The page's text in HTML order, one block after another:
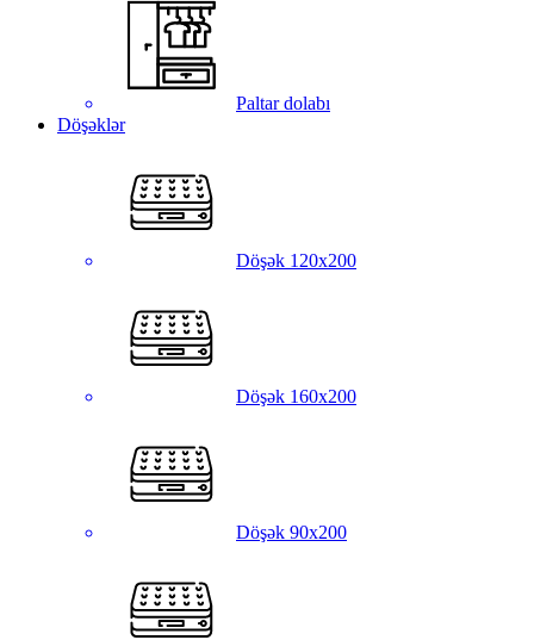
Paltar dolabı
Döşəklər
Döşək 120x200
Döşək 160x200
Döşək 90x200